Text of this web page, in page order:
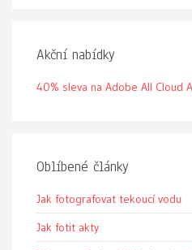
Akční nabídky
40% sleva na Adobe All Cloud
Oblíbené články
Jak fotografovat tekoucí vodu
Jak fotit akty